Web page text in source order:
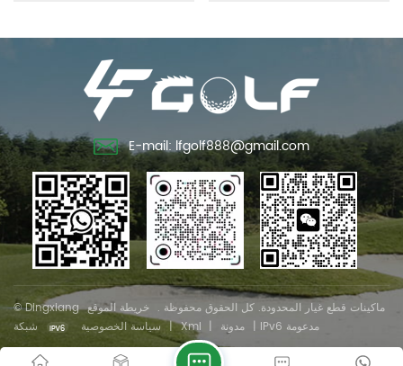
E-mail: lfgolf888@gmail.com
© Dingxiang ماكينات قطع غيار المحدودة. كل الحقوق محفوظة . خريطة الموقع
| مدونة |
Xml
| سياسة الخصوصية شبكة IPv6 مدعومة